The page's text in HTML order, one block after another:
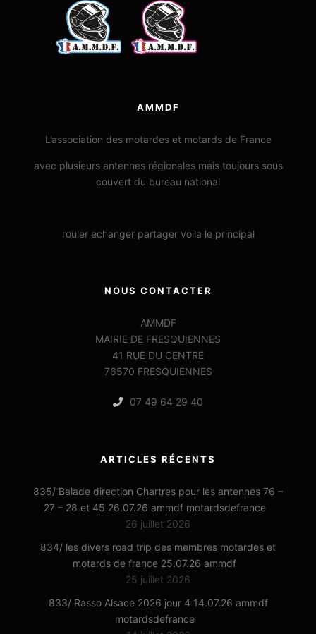
AMMDF
L’association des motardes et motards de France
avec plusieurs antennes régionales mais toujours sous
couvert du bureau national
rouler echanger partager voila le principal
NOUS CONTACTER
AMMDF
MAIRIE DE FRESQUIENNES
41 RUE DU CENTRE
76570 FRESQUIENNES
07 49 64 29 40
ARTICLES RÉCENTS
835/ Balade direction Chartres pour les antennes 76 –
27 – 28 et 45 26.07.26 ammdf motardsdefrance
26 juillet 2026
834/ les divers road trip des membres motardes et
motards de france 25.07.26 ammdf
25 juillet 2026
833/ Rasso Alsace 2026 jour 4 14.07.26 ammdf
motardsdefrance